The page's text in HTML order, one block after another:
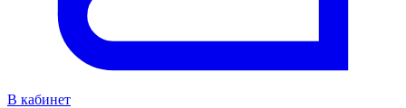
В кабинет